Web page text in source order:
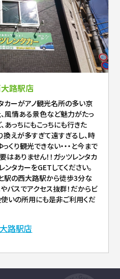
路駅店
カーがアノ観光名所の多い京
風情ある景色など魅力がたっ
あっちにもこっちにも行きた
えが多すぎて遠すぎるし、時
くり観光できない・・・と今まで
ありません！！ガッツレンタカ
タカーをGETしてください。
駅の西大路駅から徒歩3分な
バスでアクセス抜群！だからビ
使いの所用にも是非ご利用くだ
路駅店